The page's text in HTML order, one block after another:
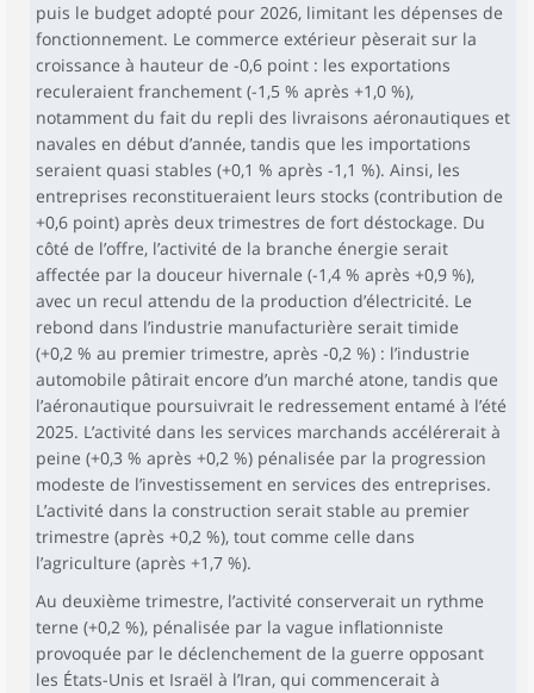
puis le budget adopté pour 2026, limitant les dépenses de
fonctionnement. Le commerce extérieur pèserait sur la
croissance à hauteur de -0,6 point : les exportations
reculeraient franchement (-1,5 % après +1,0 %),
notamment du fait du repli des livraisons aéronautiques et
navales en début d’année, tandis que les importations
seraient quasi stables (+0,1 % après -1,1 %). Ainsi, les
entreprises reconstitueraient leurs stocks (contribution de
+0,6 point) après deux trimestres de fort déstockage. Du
côté de l’offre, l’activité de la branche énergie serait
affectée par la douceur hivernale (-1,4 % après +0,9 %),
avec un recul attendu de la production d’électricité. Le
rebond dans l’industrie manufacturière serait timide
(+0,2 % au premier trimestre, après -0,2 %) : l’industrie
automobile pâtirait encore d’un marché atone, tandis que
l’aéronautique poursuivrait le redressement entamé à l’été
2025. L’activité dans les services marchands accélérerait à
peine (+0,3 % après +0,2 %) pénalisée par la progression
modeste de l’investissement en services des entreprises.
L’activité dans la construction serait stable au premier
trimestre (après +0,2 %), tout comme celle dans
l’agriculture (après +1,7 %).
Au deuxième trimestre, l’activité conserverait un rythme
terne (+0,2 %), pénalisée par la vague inflationniste
provoquée par le déclenchement de la guerre opposant
les États-Unis et Israël à l’Iran, qui commencerait à